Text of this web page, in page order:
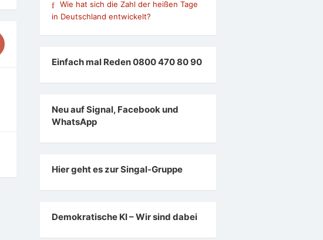
Wie hat sich die Zahl der heißen Tage
in Deutschland entwickelt?
Einfach mal Reden 0800 470 80 90
Neu auf Signal, Facebook und
WhatsApp
Hier geht es zur Singal-Gruppe
Demokratische KI – Wir sind dabei